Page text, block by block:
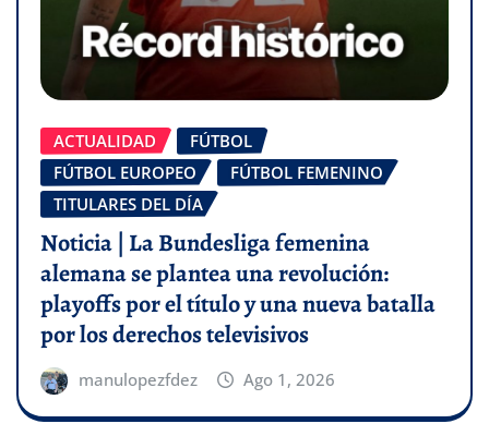
ACTUALIDAD
FÚTBOL
FÚTBOL EUROPEO
FÚTBOL FEMENINO
TITULARES DEL DÍA
Noticia | La Bundesliga femenina
alemana se plantea una revolución:
playoffs por el título y una nueva batalla
por los derechos televisivos
manulopezfdez Ago 1, 2026